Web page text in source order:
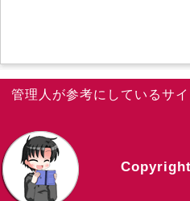
管理人が参考にしているサ